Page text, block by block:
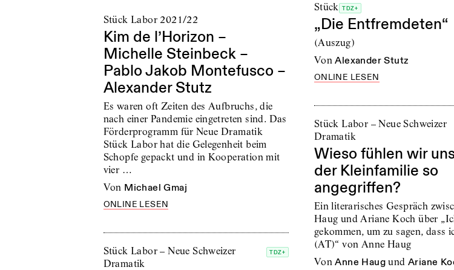
Stück Labor 2021/22
Kim de l’Horizon –
Michelle Steinbeck –
Pablo Jakob Montefusco –
Alexander Stutz
Es waren oft Zeiten des Aufbruchs, die
nach einer Pandemie eingetreten sind. Das
Förderprogramm für Neue Dramatik
Stück Labor hat die Gelegenheit beim
Schopfe gepackt und in Kooperation mit
vier …
von Michael Gmaj
ONLINE LESEN
Stück TDZ+
„Die Entfremdeten“
(Auszug)
von Alexander Stutz
ONLINE LESEN
Stück Labor – Neue Schweizer
Dramatik
Wieso fühlen wir
der Kleinfamilie so
angegriffen?
Ein literarisches Gespräch
Haug und Ariane Koch über
gekommen, um zu sagen, dass
(AT)“ von Anne Haug
von Anne Haug und Ariane
Stück Labor – Neue Schweizer
Dramatik
TDZ+